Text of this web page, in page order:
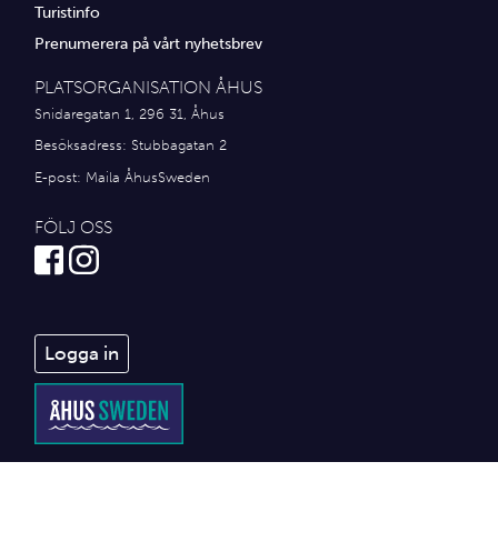
Turistinfo
Prenumerera på vårt nyhetsbrev
PLATSORGANISATION ÅHUS
Snidaregatan 1, 296 31, Åhus
Besöksadress: Stubbagatan 2
E-post: Maila ÅhusSweden
FÖLJ OSS
Logga in